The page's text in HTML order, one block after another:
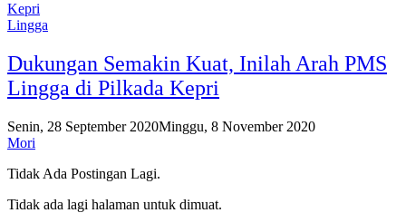
Lingga
Dukungan Semakin Kuat, Inilah Arah PMS
Lingga di Pilkada Kepri
Senin, 28 September 2020Minggu, 8 November 2020
Mori
Tidak Ada Postingan Lagi.
Tidak ada lagi halaman untuk dimuat.